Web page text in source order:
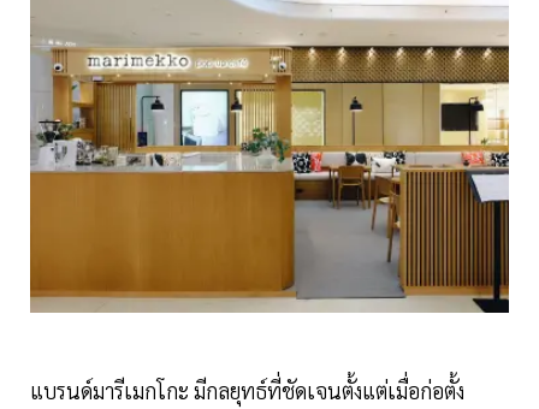
แบรนด์มารีเมกโกะ มีกลยุทธ์ที่ชัดเจนตั้งแต่เมื่อก่อตั้ง